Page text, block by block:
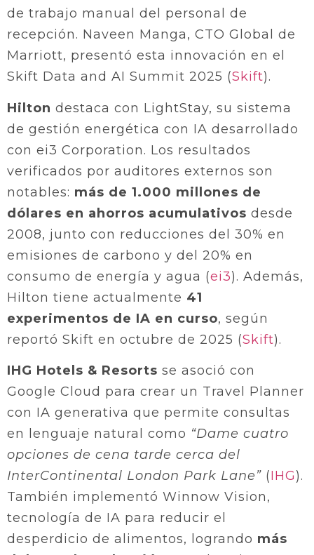
de trabajo manual del personal de
recepción. Naveen Manga, CTO Global de
Marriott, presentó esta innovación en el
Skift Data and AI Summit 2025 (Skift).
Hilton destaca con LightStay, su sistema
de gestión energética con IA desarrollado
con ei3 Corporation. Los resultados
verificados por auditores externos son
notables: más de 1.000 millones de
dólares en ahorros acumulativos desde
2008, junto con reducciones del 30% en
emisiones de carbono y del 20% en
consumo de energía y agua (ei3). Además,
Hilton tiene actualmente 41
experimentos de IA en curso, según
reportó Skift en octubre de 2025 (Skift).
IHG Hotels & Resorts se asoció con
Google Cloud para crear un Travel Planner
con IA generativa que permite consultas
en lenguaje natural como “Dame cuatro
opciones de cena tarde cerca del
InterContinental London Park Lane” (IHG).
También implementó Winnow Vision,
tecnología de IA para reducir el
desperdicio de alimentos, logrando más